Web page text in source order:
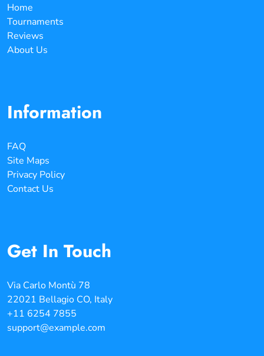
Home
Tournaments
Reviews
About Us
Information
FAQ
Site Maps
Privacy Policy
Contact Us
Get In Touch
Via Carlo Montù 78
22021 Bellagio CO, Italy
+11 6254 7855
support@example.com